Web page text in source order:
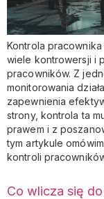
Kontrola
wiele kontrowersji i
pracowników. Z
monitorowania
zapewnienia
strony, kontrola ta
prawem i z
tym artykule
kontroli
Co wlicza się